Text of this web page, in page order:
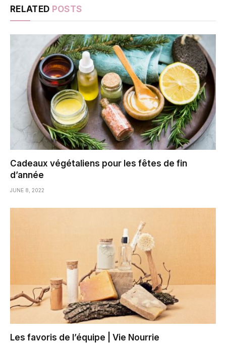
RELATED POSTS
Cadeaux végétaliens pour les fêtes de fin
d’année
JUNE 8, 2022
Les favoris de l’équipe | Vie Nourrie